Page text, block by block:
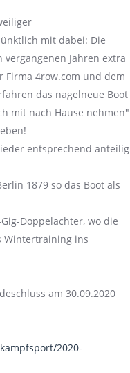
mit dabei: Die
Jahren extra
Firma 4row.com und dem
das nagelneue Boot
mit nach Hause nehmen"
entsprechend anteilig
1879 so das Boot als
Doppelachter, wo die
Wintertraining ins
am 30.09.2020
2020-